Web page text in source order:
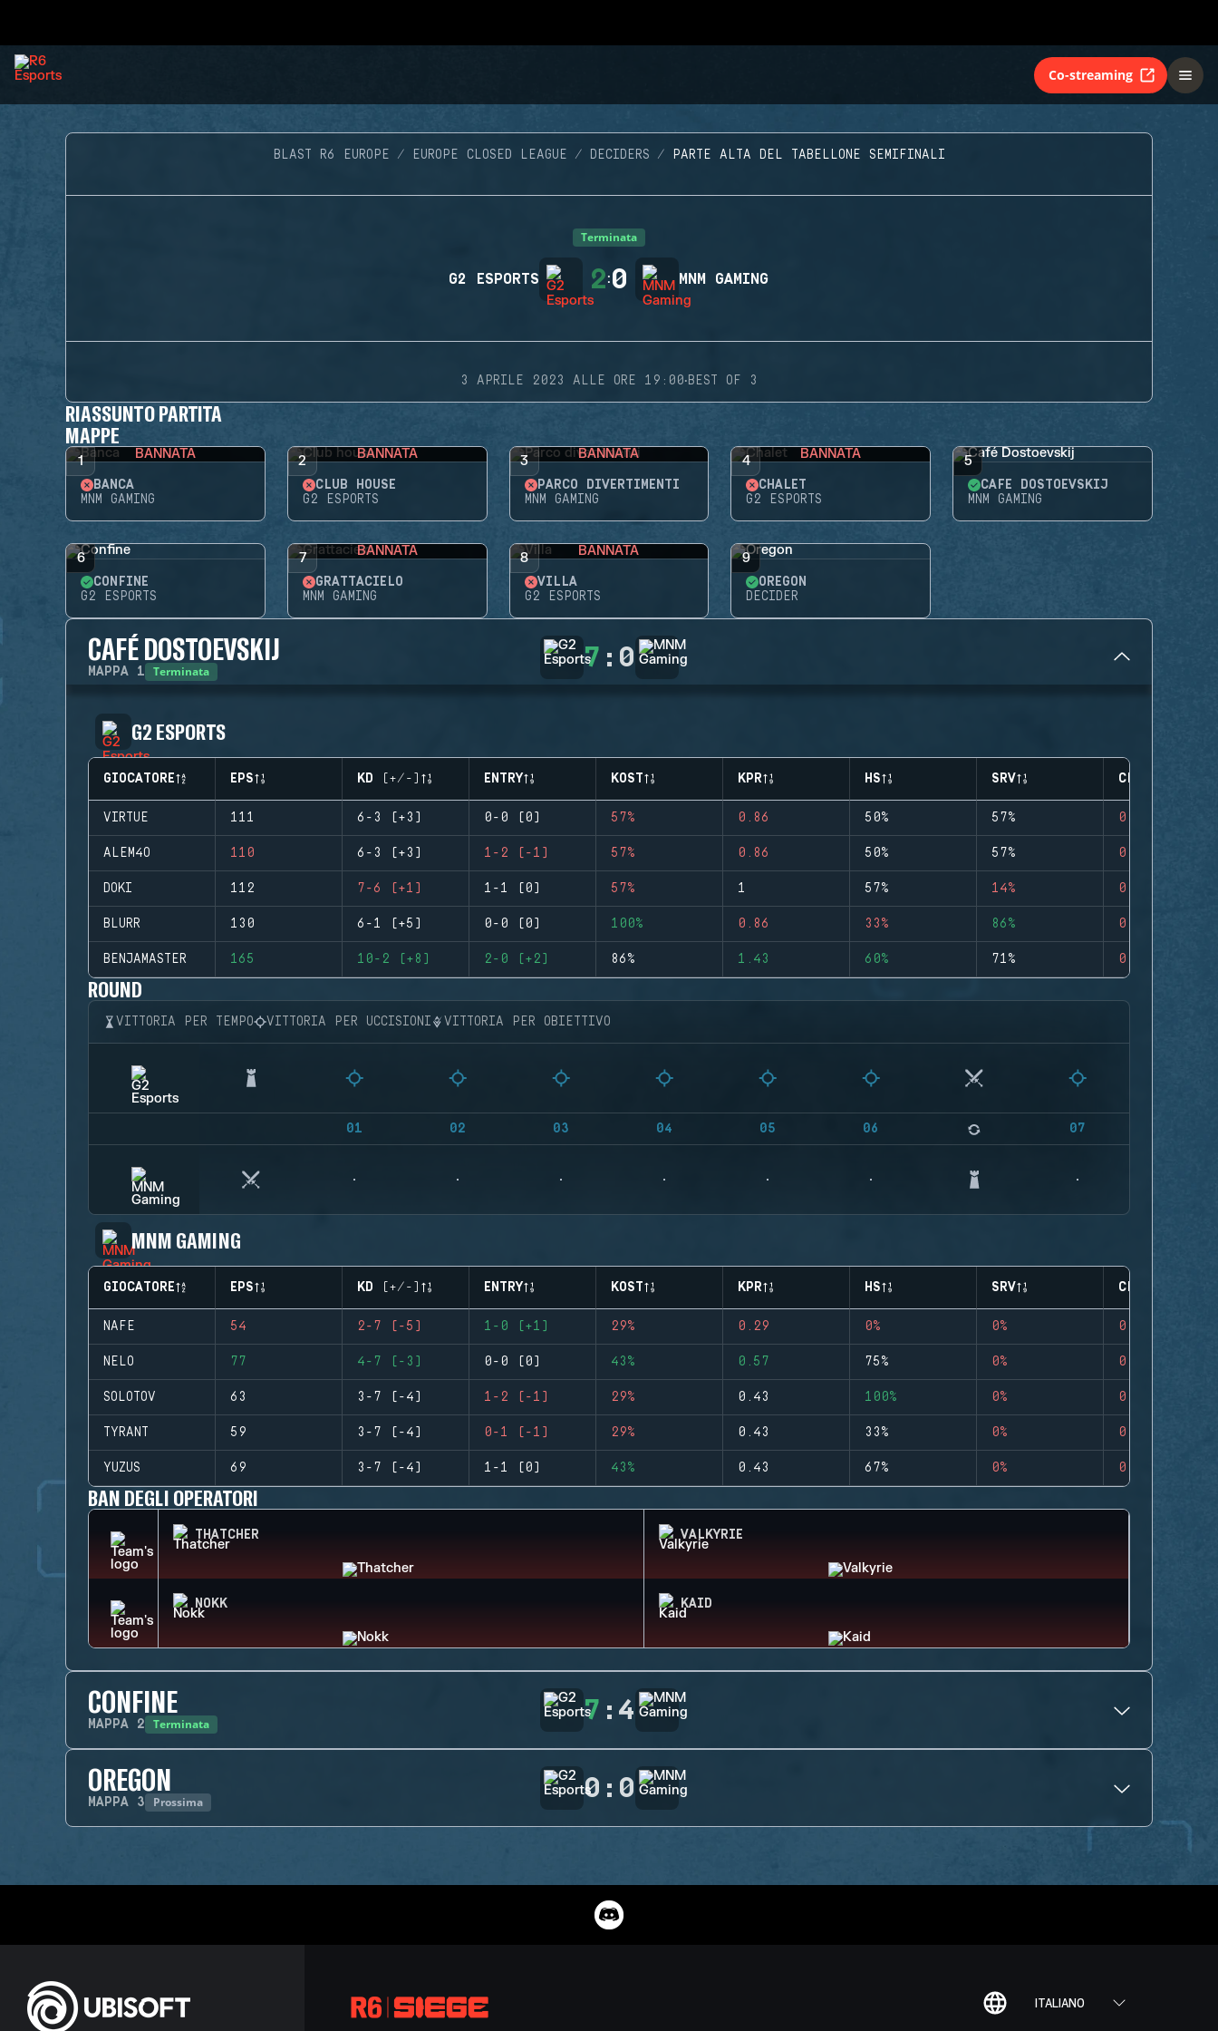
Co-streaming
BLAST R6 EUROPE EUROPE CLOSED LEAGUE DECIDERS PARTE ALTA DEL TABELLONE SEMIFINALI
Terminata
G2 ESPORTS 2:0 MNM GAMING
3 APRILE 2023 ALLE ORE 19:00·BEST OF 3
RIASSUNTO PARTITA
MAPPE
1 BANNATA
BANCA
MNM GAMING
2 BANNATA
CLUB HOUSE
G2 ESPORTS
3 BANNATA
PARCO DIVERTIMENTI
MNM GAMING
4 BANNATA
CHALET
G2 ESPORTS
5
CAFÉ DOSTOEVSKIJ
MNM GAMING
6
CONFINE
G2 ESPORTS
7 BANNATA
GRATTACIELO
MNM GAMING
8 BANNATA
VILLA
G2 ESPORTS
9
OREGON
DECIDER
CAFÉ DOSTOEVSKIJ
MAPPA 1 Terminata 7 : 0
G2 ESPORTS
GIOCATORE EPS KD (+/-) ENTRY KOST KPR HS SRV CLUTCHES
VIRTUE 111 6-3 (+3) 0-0 (0) 57% 0.86 50% 57% 0
ALEM4O 110 6-3 (+3) 1-2 (-1) 57% 0.86 50% 57% 0
DOKI 112 7-6 (+1) 1-1 (0) 57% 1 57% 14% 0
BLURR 130 6-1 (+5) 0-0 (0) 100% 0.86 33% 86% 0
BENJAMASTER 165 10-2 (+8) 2-0 (+2) 86% 1.43 60% 71% 0
ROUND
VITTORIA PER TEMPO VITTORIA PER UCCISIONI VITTORIA PER OBIETTIVO
01 02 03 04 05 06 07
MNM GAMING
GIOCATORE EPS KD (+/-) ENTRY KOST KPR HS SRV CLUTCHES
NAFE 54 2-7 (-5) 1-0 (+1) 29% 0.29 0% 0% 0
NELO 77 4-7 (-3) 0-0 (0) 43% 0.57 75% 0% 0
SOLOTOV 63 3-7 (-4) 1-2 (-1) 29% 0.43 100% 0% 0
TYRANT 59 3-7 (-4) 0-1 (-1) 29% 0.43 33% 0% 0
YUZUS 69 3-7 (-4) 1-1 (0) 43% 0.43 67% 0% 0
BAN DEGLI OPERATORI
THATCHER VALKYRIE
NOKK KAID
CONFINE
MAPPA 2 Terminata 7 : 4
OREGON
MAPPA 3 Prossima 0 : 0
ITALIANO